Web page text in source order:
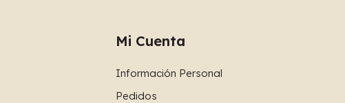
Mi Cuenta
Información Personal
Pedidos